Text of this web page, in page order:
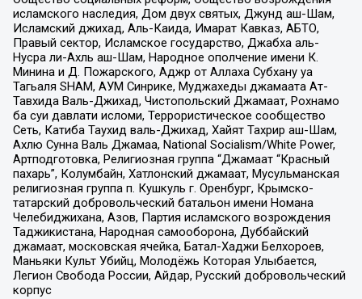
исламского наследия, Дом двух святых, Джунд аш-Шам,
Исламский джихад, Аль-Каида, Имарат Кавказ, АБТО,
Правый сектор, Исламское государство, Джабха аль-
Нусра ли-Ахль аш-Шам, Народное ополчение имени К.
Минина и Д. Пожарского, Аджр от Аллаха Субхану уа
Тагьаля SHAM, АУМ Синрике, Муджахеды джамаата Ат-
Тавхида Валь-Джихад, Чистопольский Джамаат, Рохнамо
ба суи давлати исломи, Террористическое сообщество
Сеть, Катиба Таухид валь-Джихад, Хайят Тахрир аш-Шам,
Ахлю Сунна Валь Джамаа, National Socialism/White Power,
Артподготовка, Религиозная группа “Джамаат “Красный
пахарь”, Колумбайн, Хатлонский джамаат, Мусульманская
религиозная группа п. Кушкуль г. Оренбург, Крымско-
татарский добровольческий батальон имени Номана
Челебиджихана, Азов, Партия исламского возрождения
Таджикистана, Народная самооборона, Дуббайский
джамаат, московская ячейка, Батал-Хаджи Белхороев,
Маньяки Культ Убийц, Молодёжь Которая Улыбается,
Легион Свобода России, Айдар, Русский добровольческий
корпус